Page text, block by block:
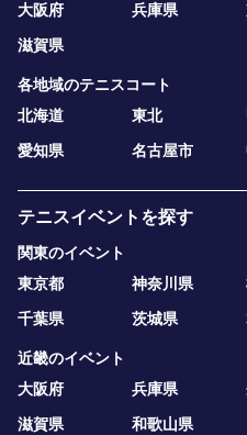
大阪府
兵庫県
滋賀県
各地域のテニスコート
北海道
東北
愛知県
名古屋市
テニスイベントを探す
関東のイベント
東京都
神奈川県
千葉県
茨城県
近畿のイベント
大阪府
兵庫県
滋賀県
和歌山県